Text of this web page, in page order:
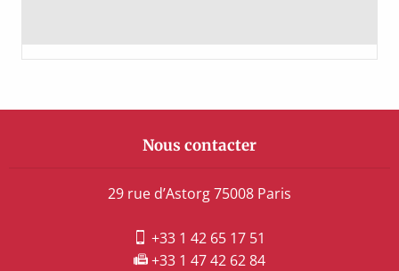
Nous contacter
29 rue d’Astorg 75008 Paris
+33 1 42 65 17 51
+33 1 47 42 62 84